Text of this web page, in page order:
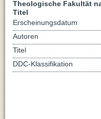
Theologische Fakultät
Titel
Erscheinungsdatum
Autoren
Titel
DDC-Klassifikation